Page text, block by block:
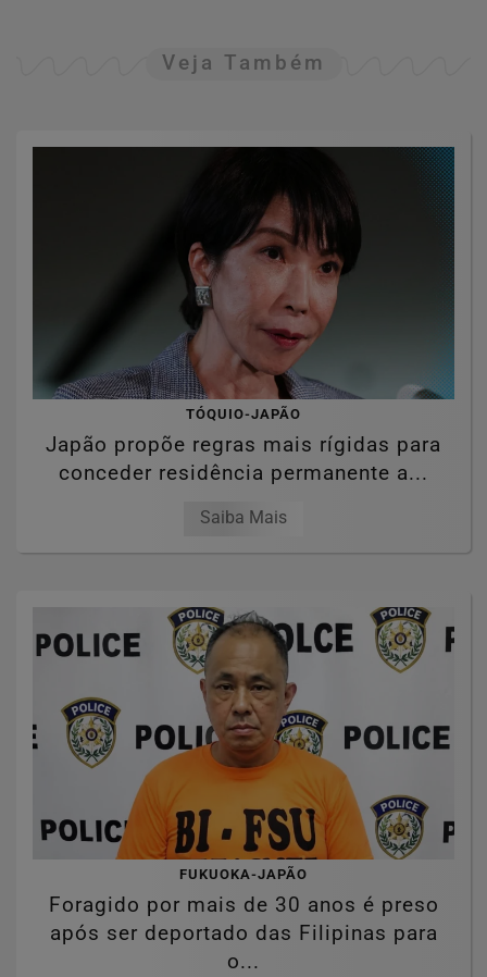
Veja Também
TÓQUIO-JAPÃO
Japão propõe regras mais rígidas para
conceder residência permanente a...
Saiba Mais
FUKUOKA-JAPÃO
Foragido por mais de 30 anos é preso
após ser deportado das Filipinas para
o...